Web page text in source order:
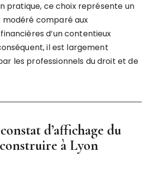
pratique, ce choix représente un
modéré comparé aux
d’un contentieux
il est largement
les professionnels du droit et de
constat d’affichage du
à Lyon